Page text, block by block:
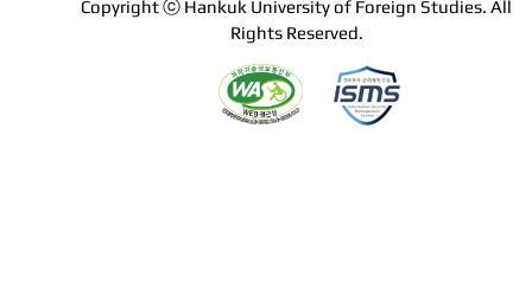
Copyright ⓒ Hankuk University of Foreign Studies. All
Rights Reserved.